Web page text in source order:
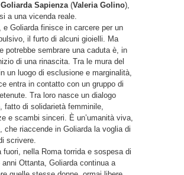
Goliarda Sapienza(Valeria Golino),
a una vicenda reale.
e Goliarda finisce in carcere per un
il furto di alcuni gioielli. Ma
potrebbe sembrare una caduta è, in
di una rinascita. Tra le mura del
un luogo di esclusione e marginalità,
entra in contatto con un gruppo di
Tra loro nasce un dialogo
fatto di solidarietà femminile,
e scambi sinceri. È un’umanità viva,
che riaccende in Goliarda la voglia di
scrivere.
fuori, nella Roma torrida e sospesa di
anni Ottanta, Goliarda continua a